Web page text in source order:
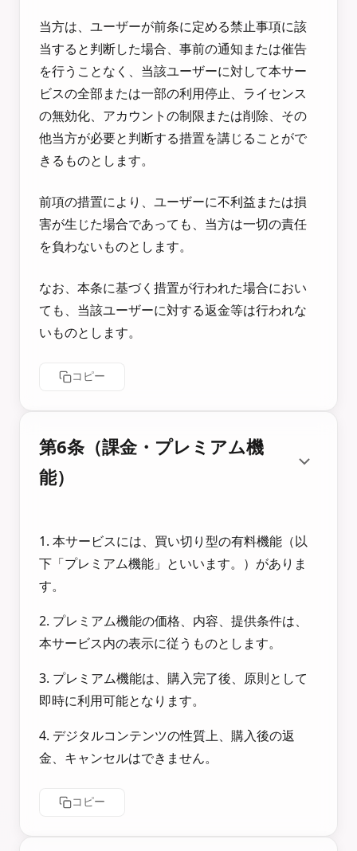
当方は、ユーザーが前条に定める禁止事項に該
当すると判断した場合、事前の通知または催告
を行うことなく、当該ユーザーに対して本サー
ビスの全部または一部の利用停止、ライセンス
の無効化、アカウントの制限または削除、その
他当方が必要と判断する措置を講じることがで
きるものとします。
前項の措置により、ユーザーに不利益または損
害が生じた場合であっても、当方は一切の責任
を負わないものとします。
なお、本条に基づく措置が行われた場合におい
ても、当該ユーザーに対する返金等は行われな
いものとします。
コピー
第6条（課金・プレミアム機
能）
1. 本サービスには、買い切り型の有料機能（以
下「プレミアム機能」といいます。）がありま
す。
2. プレミアム機能の価格、内容、提供条件は、
本サービス内の表示に従うものとします。
3. プレミアム機能は、購入完了後、原則として
即時に利用可能となります。
4. デジタルコンテンツの性質上、購入後の返
金、キャンセルはできません。
コピー